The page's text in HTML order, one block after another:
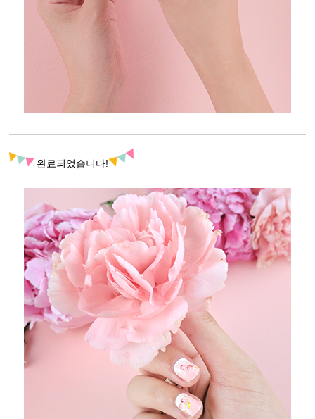
완료되었습니다!